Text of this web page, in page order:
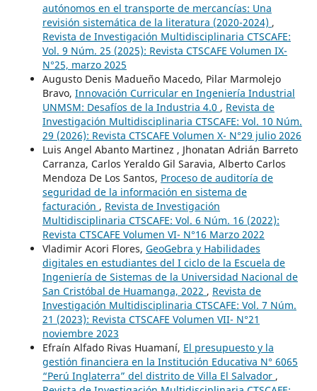
autónomos en el transporte de mercancías: Una
revisión sistemática de la literatura (2020-2024) ,
Revista de Investigación Multidisciplinaria CTSCAFE:
Vol. 9 Núm. 25 (2025): Revista CTSCAFE Volumen IX-
N°25, marzo 2025
Augusto Denis Madueño Macedo, Pilar Marmolejo
Bravo, Innovación Curricular en Ingeniería Industrial
UNMSM: Desafíos de la Industria 4.0 , Revista de
Investigación Multidisciplinaria CTSCAFE: Vol. 10 Núm.
29 (2026): Revista CTSCAFE Volumen X- N°29 julio 2026
Luis Angel Abanto Martinez , Jhonatan Adrián Barreto
Carranza, Carlos Yeraldo Gil Saravia, Alberto Carlos
Mendoza De Los Santos, Proceso de auditoría de
seguridad de la información en sistema de
facturación , Revista de Investigación
Multidisciplinaria CTSCAFE: Vol. 6 Núm. 16 (2022):
Revista CTSCAFE Volumen VI- N°16 Marzo 2022
Vladimir Acori Flores, GeoGebra y Habilidades
digitales en estudiantes del I ciclo de la Escuela de
Ingeniería de Sistemas de la Universidad Nacional de
San Cristóbal de Huamanga, 2022 , Revista de
Investigación Multidisciplinaria CTSCAFE: Vol. 7 Núm.
21 (2023): Revista CTSCAFE Volumen VII- N°21
noviembre 2023
Efraín Alfado Rivas Huamaní, El presupuesto y la
gestión financiera en la Institución Educativa N° 6065
“Perú Inglaterra” del distrito de Villa El Salvador ,